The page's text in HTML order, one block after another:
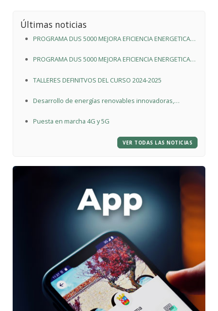
Últimas noticias
PROGRAMA DUS 5000 MEJORA EFICIENCIA ENERGETICA
PROGRAMA DUS 5000 MEJORA EFICIENCIA ENERGETICA
TALLERES DEFINITVOS DEL CURSO 2024-2025
Desarrollo de energías renovables innovadoras,
productivos en el “Polideportivo Municipal de
Puesta en marcha 4G y 5G
VER TODAS LAS NOTICIAS